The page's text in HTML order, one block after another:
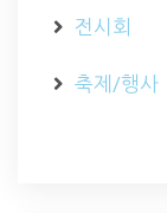
전시회
축제/행사